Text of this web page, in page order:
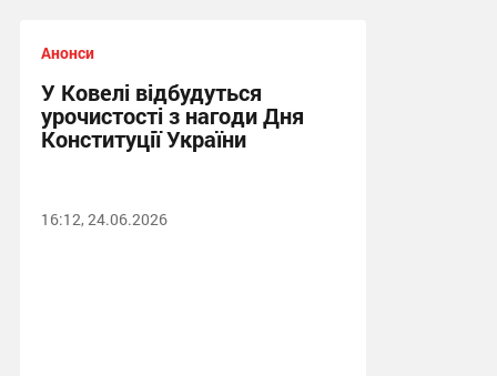
Анонси
У Ковелі відбудуться
урочистості з нагоди Дня
Конституції України
16:12, 24.06.2026